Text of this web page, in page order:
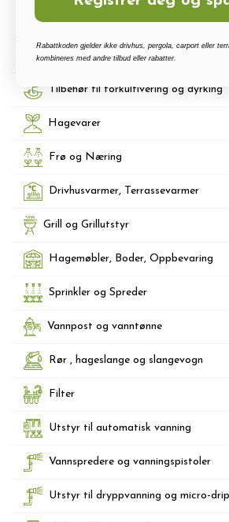
Terrassetak, Pergola, Hagestuer,
Carport
Drivhus vanningssett
Tilbehør til forkultivering og dyrking
Hagevarer
Frø og Næring
Drivhusvarmer, Terrassevarmer
Grill og Grillutstyr
Hagemøbler, Boder, Oppbevaring
Sprinkler og Spreder
Vannpost og vanntønne
Rør , hageslange og slangevogn
Filter
Utstyr til automatisk vanning
Vannspredere og vanningspistoler
Utstyr til dryppvanning og micro-drip
Rabattkoden gjelder ikke drivhus, pergola, carport eller
kombineres med andre tilbud eller rabatter.